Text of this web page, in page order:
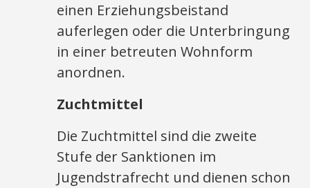
einen Erziehungsbeistand
auferlegen oder die Unterbringung
in einer betreuten Wohnform
anordnen.
Zuchtmittel
Die Zuchtmittel sind die zweite
Stufe der Sanktionen im
Jugendstrafrecht und dienen schon